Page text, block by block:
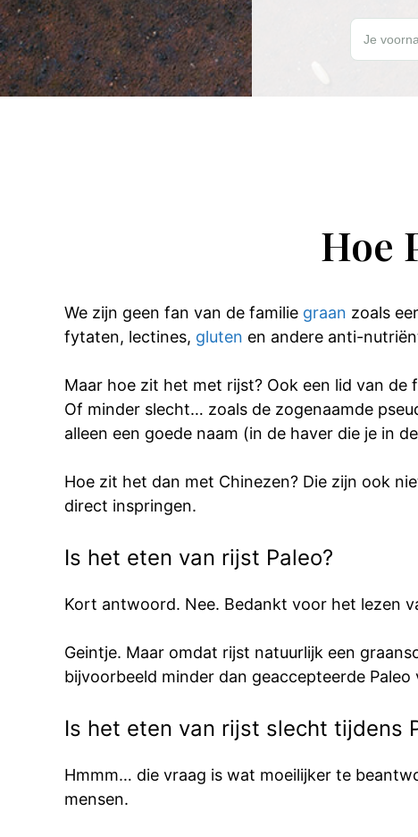
Hoe
We zijn geen fan van de familie graan zoals
fytaten, lectines, gluten en andere anti-
Maar hoe zit het met rijst? Ook een lid van
Of minder slecht… zoals de zogenaamde
alleen een goede naam (in de haver die je in
Hoe zit het dan met Chinezen? Die zijn ook
direct inspringen.
Is het eten van rijst Paleo?
Kort antwoord. Nee. Bedankt voor het lezen
Geintje. Maar omdat rijst natuurlijk een
bijvoorbeeld minder dan geaccepteerde
Is het eten van rijst slecht tijdens
Hmmm… die vraag is wat moeilijker te
mensen.